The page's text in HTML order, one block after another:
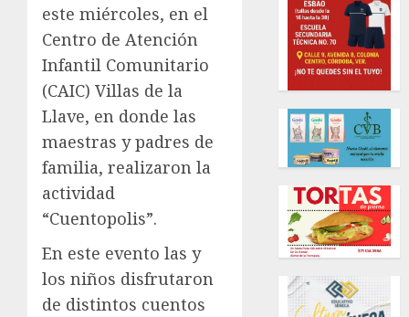
este miércoles, en el
Centro de Atención
Infantil Comunitario
(CAIC) Villas de la
Llave, en donde las
maestras y padres de
familia, realizaron la
actividad
“Cuentopolis”.
En este evento las y
los niños disfrutaron
de distintos cuentos